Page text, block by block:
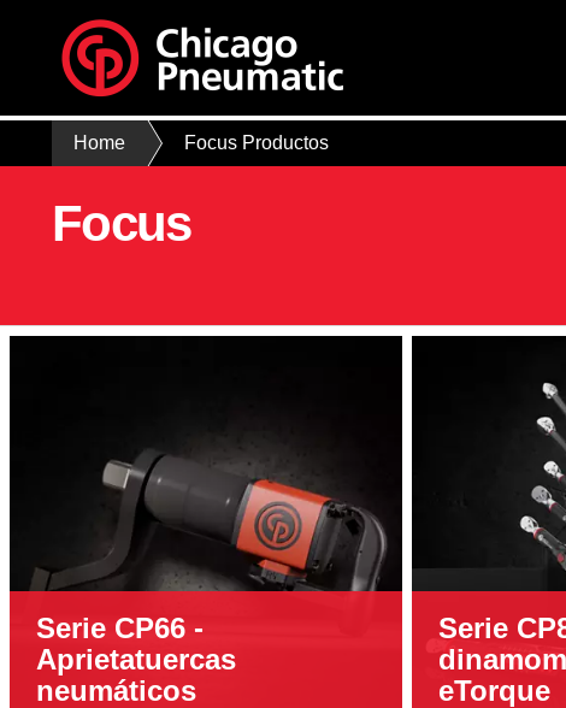
Home Focus Productos
Focus
Serie CP66 -
Aprietatuercas
neumáticos
Serie
eTorque